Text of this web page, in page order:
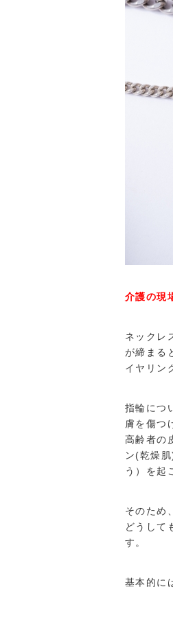
介護の現
ネックレ
が締まる
イヤリン
指輪につ
膚を傷つ
高齢者の
ン(乾燥
う）を起
そのため
どうして
す。
基本的に